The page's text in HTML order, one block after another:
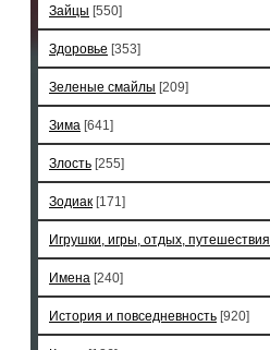
Зайцы [550]
Здоровье [353]
Зеленые смайлы [209]
Зима [641]
Злость [255]
Зодиак [171]
Игрушки, игры, отдых, путешествия
Имена [240]
История и повседневность [920]